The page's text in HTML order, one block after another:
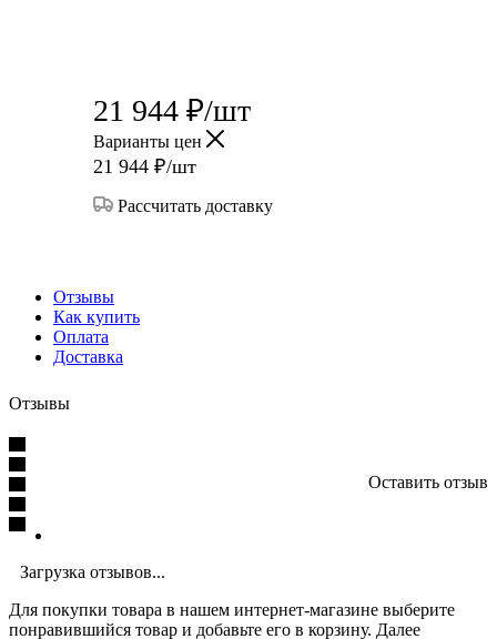
21 944 ₽/шт
Варианты цен
21 944 ₽/шт
Рассчитать доставку
Отзывы
Как купить
Оплата
Доставка
Отзывы
Оставить отзыв
Загрузка отзывов...
Для покупки товара в нашем интернет-магазине выберите
понравившийся товар и добавьте его в корзину. Далее